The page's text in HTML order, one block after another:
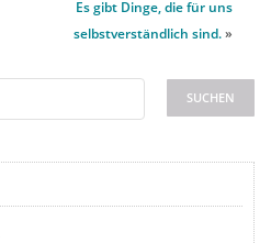
Es gibt Dinge, die für uns
selbstverständlich sind.»